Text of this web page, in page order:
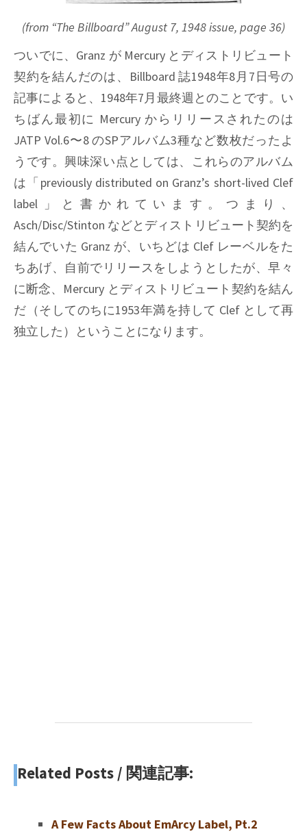
(from “The Billboard” August 7, 1948 issue, page 36)
ついでに、Granz が Mercury とディストリビュート
契約を結んだのは、Billboard 誌1948年8月7日号の
記事によると、1948年7月最終週とのことです。い
ちばん最初に Mercury からリリースされたのは
JATP Vol.6〜8 のSPアルバム3種など数枚だったよ
うです。興味深い点としては、これらのアルバム
は「previously distributed on Granz’s short-lived Clef
label」と書かれています。つまり、
Asch/Disc/Stinton などとディストリビュート契約を
結んでいた Granz が、いちどは Clef レーベルをた
ちあげ、自前でリリースをしようとしたが、早々
に断念、Mercury とディストリビュート契約を結ん
だ（そしてのちに1953年満を持して Clef として再
独立した）ということになります。
Related Posts / 関連記事:
A Few Facts About EmArcy Label, Pt.2